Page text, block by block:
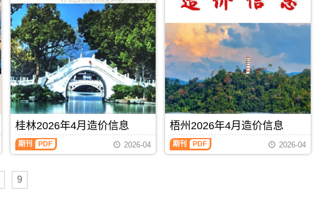
注
意
看
造
价
信
息
封
面
月
份
标
题
内
容;
南
信
息
桂林2026年4月造价信息
期刊 PDF 2026-04
梧州2026年4月造价信息
期刊 PDF 2026-04
9